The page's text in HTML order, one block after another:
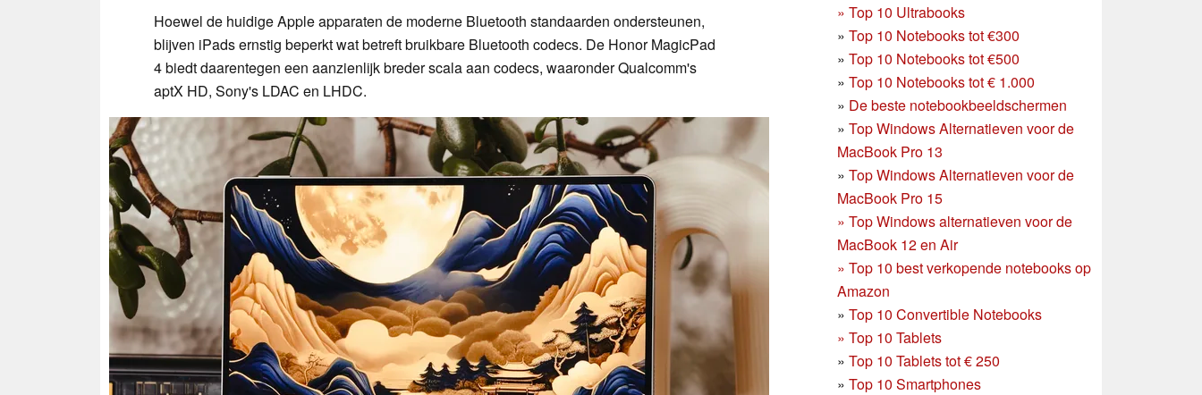
» Top 10 Ultrabooks
» Top 10 Notebooks tot €300
» Top 10 Notebooks tot €500
» Top 10 Notebooks tot € 1.000
» De beste notebookbeeldschermen
» Top Windows Alternatieven voor de
MacBook Pro 13
» Top Windows Alternatieven voor de
MacBook Pro 15
» Top Windows alternatieven voor de
MacBook 12 en Air
» Top 10 best verkopende notebooks op
Amazon
» Top 10 Convertible Notebooks
» Top 10 Tablets
» Top 10 Tablets tot € 250
» Top 10 Smartphones
Hoewel de huidige Apple apparaten de moderne Bluetooth standaarden ondersteunen,
blijven iPads ernstig beperkt wat betreft bruikbare Bluetooth codecs. De Honor MagicPad
4 biedt daarentegen een aanzienlijk breder scala aan codecs, waaronder Qualcomm's
aptX HD, Sony's LDAC en LHDC.